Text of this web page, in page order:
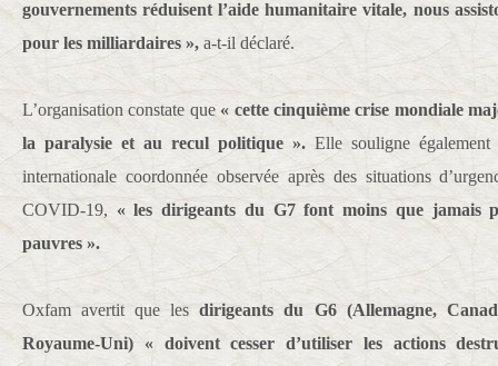
gouvernements réduisent l’aide humanitaire vitale, nous
pour les milliardaires », a-t-il déclaré.
L’organisation constate que « cette cinquième crise mondiale
la paralysie et au recul politique ». Elle souligne
internationale coordonnée observée après des situations
COVID-19, « les dirigeants du G7 font moins que jamais
pauvres ».
Oxfam avertit que lesdirigeants du G6 (Allemagne,
Royaume-Uni) « doivent cesser d’utiliser les actions